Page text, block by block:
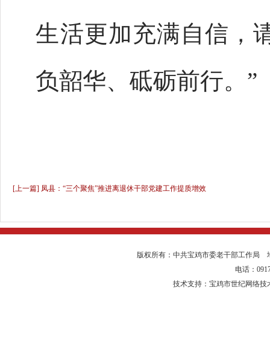
生活更加充满自信，
负韶华、砥砺前行。”
[上一篇] 凤县：“三个聚焦”推进离退休干部党建工作提质增效
版权所有：中共宝鸡市委老干部工作
电话：
技术支持：宝鸡市世纪网络技术